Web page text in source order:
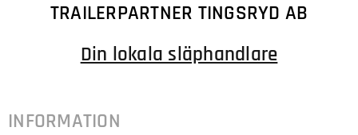
TRAILERPARTNER TINGSRYD AB
Din lokala släphandlare
INFORMATION